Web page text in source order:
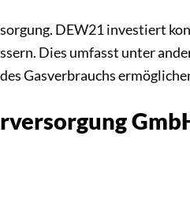
DEW21 investiert
Dies umfasst unter
Gasverbrauchs